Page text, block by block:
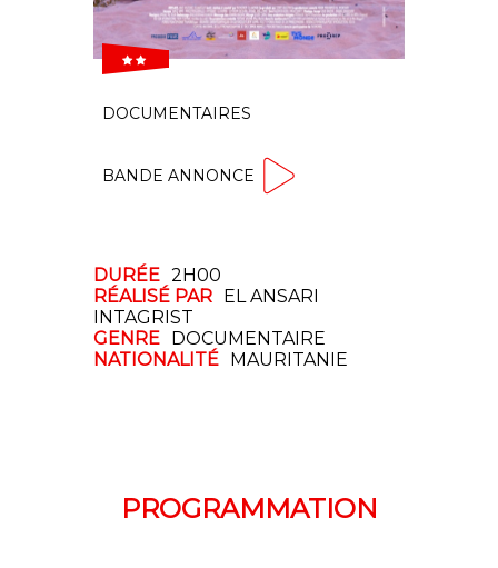
 
DOCUMENTAIRES
BANDE ANNONCE
DURÉE 2H00
RÉALISÉ PAR EL ANSARI
INTAGRIST
GENRE DOCUMENTAIRE
NATIONALITÉ MAURITANIE
PROGRAMMATION